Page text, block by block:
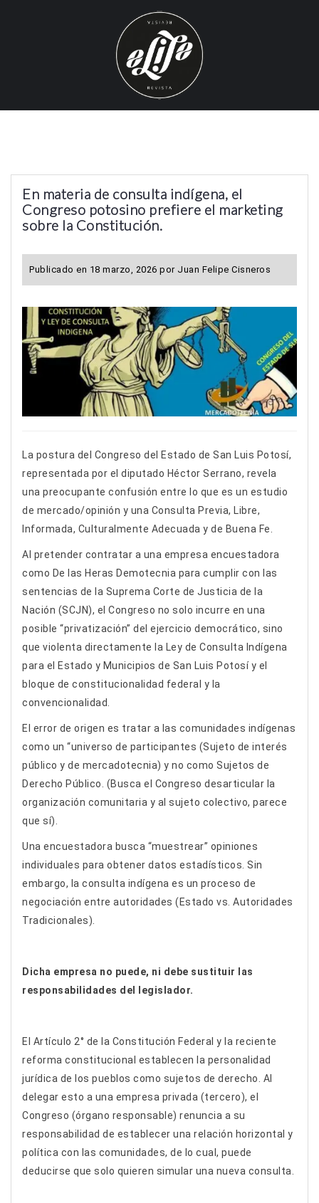
En materia de consulta indígena, el
Congreso potosino prefiere el marketing
sobre la Constitución.
Publicado en 18 marzo, 2026 por Juan Felipe Cisneros
La postura del Congreso del Estado de San Luis Potosí,
representada por el diputado Héctor Serrano, revela
una preocupante confusión entre lo que es un estudio
de mercado/opinión y una Consulta Previa, Libre,
Informada, Culturalmente Adecuada y de Buena Fe.
Al pretender contratar a una empresa encuestadora
como De las Heras Demotecnia para cumplir con las
sentencias de la Suprema Corte de Justicia de la
Nación (SCJN), el Congreso no solo incurre en una
posible “privatización” del ejercicio democrático, sino
que violenta directamente la Ley de Consulta Indígena
para el Estado y Municipios de San Luis Potosí y el
bloque de constitucionalidad federal y la
convencionalidad.
El error de origen es tratar a las comunidades indígenas
como un “universo de participantes (Sujeto de interés
público y de mercadotecnia) y no como Sujetos de
Derecho Público. (Busca el Congreso desarticular la
organización comunitaria y al sujeto colectivo, parece
que sí).
Una encuestadora busca “muestrear” opiniones
individuales para obtener datos estadísticos. Sin
embargo, la consulta indígena es un proceso de
negociación entre autoridades (Estado vs. Autoridades
Tradicionales).
Dicha empresa no puede, ni debe sustituir las
responsabilidades del legislador.
El Artículo 2° de la Constitución Federal y la reciente
reforma constitucional establecen la personalidad
jurídica de los pueblos como sujetos de derecho. Al
delegar esto a una empresa privada (tercero), el
Congreso (órgano responsable) renuncia a su
responsabilidad de establecer una relación horizontal y
política con las comunidades, de lo cual, puede
deducirse que solo quieren simular una nueva consulta.